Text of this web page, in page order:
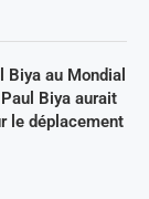
Biya au Mondial
Paul Biya aurait
le déplacement